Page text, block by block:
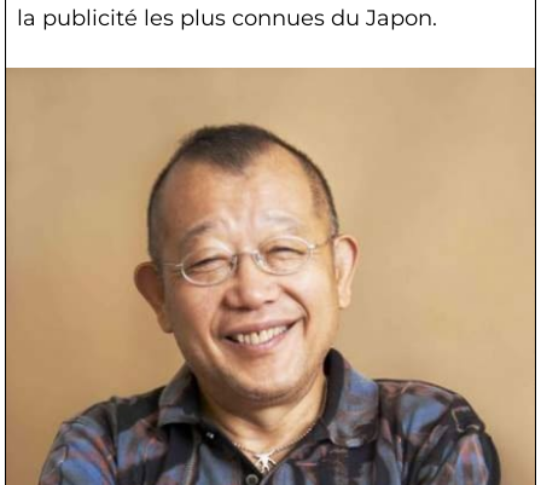
la publicité les plus connues du Japon.